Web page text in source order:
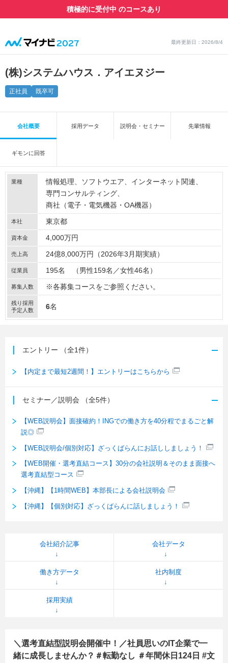
最終更新日：2026/8/4
(株)システムハウス．アイエヌジー
正社員 既卒可
積極的に受付中 のコースあり
会社概要 採用データ 説明会・セミナー 先輩情報
ギモンに回答
業種 情報処理 ソフトウエア
インターネット関連
専門コンサルティング
商社（電子・電気機器・OA機器）
本社 東京都
資本金 4,000万円
売上高 24億8,000万円（2026年3月期実績）
従業員 195名 （男性159名／女性46名）
募集人数 ※各募集コースをご参照ください。
残り採用
予定人数
6名
エントリー （全1件）
【内定まで最短2週間！】エントリーはこちらから
セミナー／説明会 （全5件）
【WEB説明会】面接確約！INGでの働き方を40分程でまるごと解
説◎
【WEB説明会/個別対応】ざっくばらんにお話ししましょう！
【WEB開催・選考直結コース】30分の会社説明＆そのまま面接へ
選考直結型コース
【沖縄】【1時間WEB】本部長による会社説明会
【沖縄】【個別対応】ざっくばらんに話しましょう！
会社紹介記事 会社データ
働き方データ 社内制度
採用実績
＼選考直結型説明会開催中！／社員思いのIT企業で一
緒に成長しませんか？＃転勤なし ＃年間休日124日 #文